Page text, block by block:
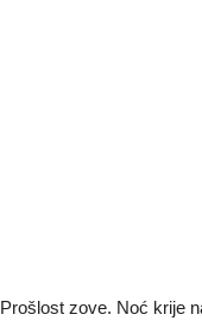
Prošlost zove. Noć krije